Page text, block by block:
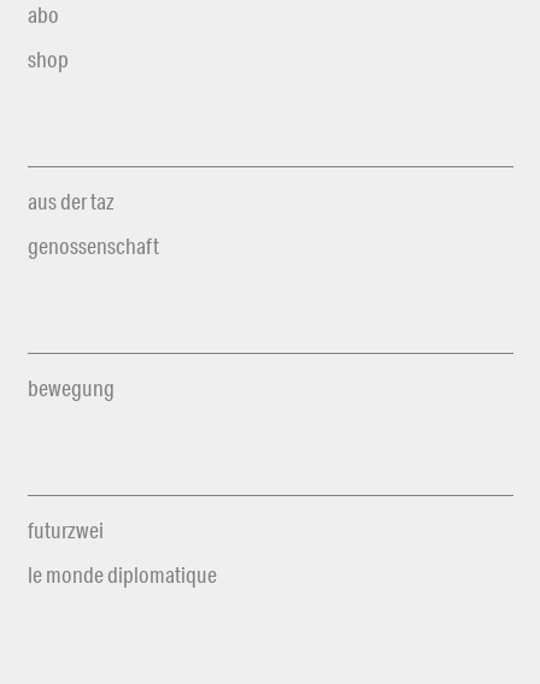
abo
shop
aus der taz
genossenschaft
bewegung
futurzwei
le monde diplomatique